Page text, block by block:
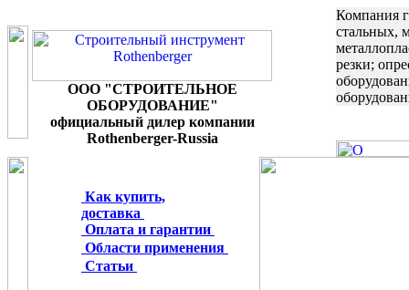
ООО "СТРОИТЕЛЬНОЕ
ОБОРУДОВАНИЕ"
официальный дилер компании
Rothenberger-Russia
Компания
стальных,
резки;
Как купить,
доставка
Оплата и гарантии
Области применения
Статьи